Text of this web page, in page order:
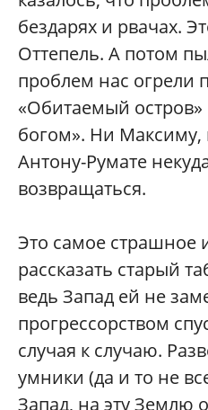
бездарях и рвачах.
Оттепель. А потом
проблем нас огрели
«Обитаемый остров»
богом». Ни Максиму,
Антону-Румате
возвращаться.
Это самое страшное
рассказать старый
ведь Запад ей не
прогрессорством
случая к случаю.
умники (да и то не
Запад, на эту Землю